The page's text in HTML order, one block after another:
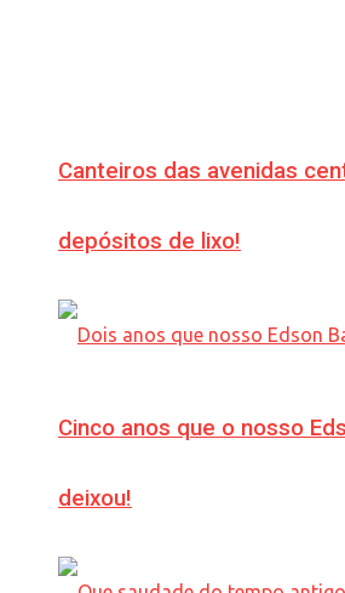
Canteiros das avenidas
depósitos de lixo!
Cinco anos que o nosso
deixou!